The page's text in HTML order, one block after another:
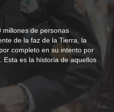
millones de personas
de la faz de la Tierra, la
completo en su intento por
Esta es la historia de aquellos